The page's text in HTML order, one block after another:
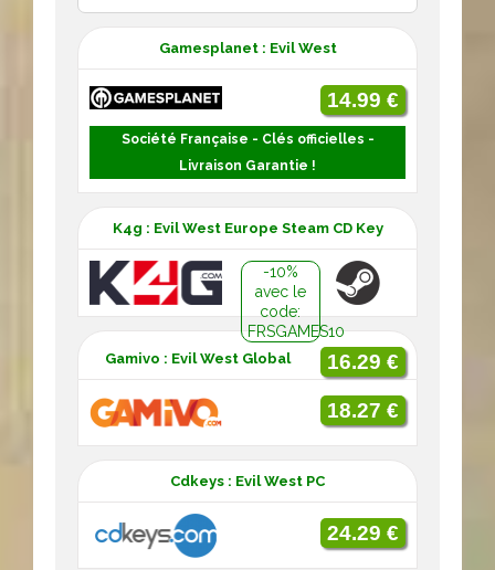
Gamesplanet : Evil West
14.99 €
Société Française - Clés officielles -
Livraison Garantie !
K4g : Evil West Europe Steam CD Key
-10%
avec le
code:
FRSGAMES10
16.29 €
Gamivo : Evil West Global
18.27 €
Cdkeys : Evil West PC
24.29 €